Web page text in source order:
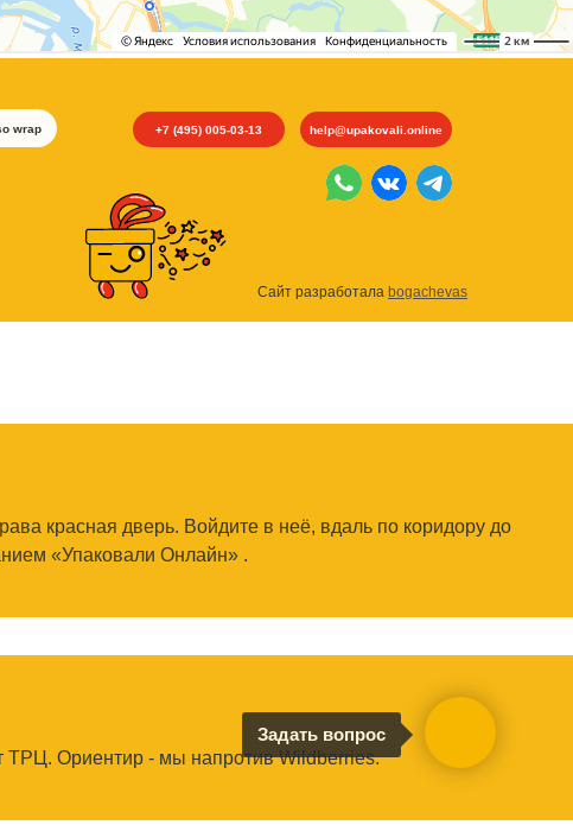
Сайт разработала bogachevas
help@upakovali.online
wrap +7 (495) 005-03-13
Задать вопрос
красная дверь. Войдите в неё, вдаль по коридору до
«Упаковали Онлайн» .
ТРЦ. Ориентир - мы напротив Wildberries.